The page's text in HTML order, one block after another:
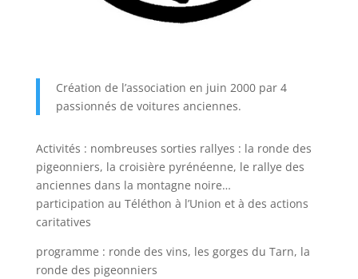
Création de l’association en juin 2000 par 4
passionnés de voitures anciennes.
Activités : nombreuses sorties rallyes : la ronde des
pigeonniers, la croisière pyrénéenne, le rallye des
anciennes dans la montagne noire…
participation au Téléthon à l’Union et à des actions
caritatives
programme : ronde des vins, les gorges du Tarn, la
ronde des pigeonniers